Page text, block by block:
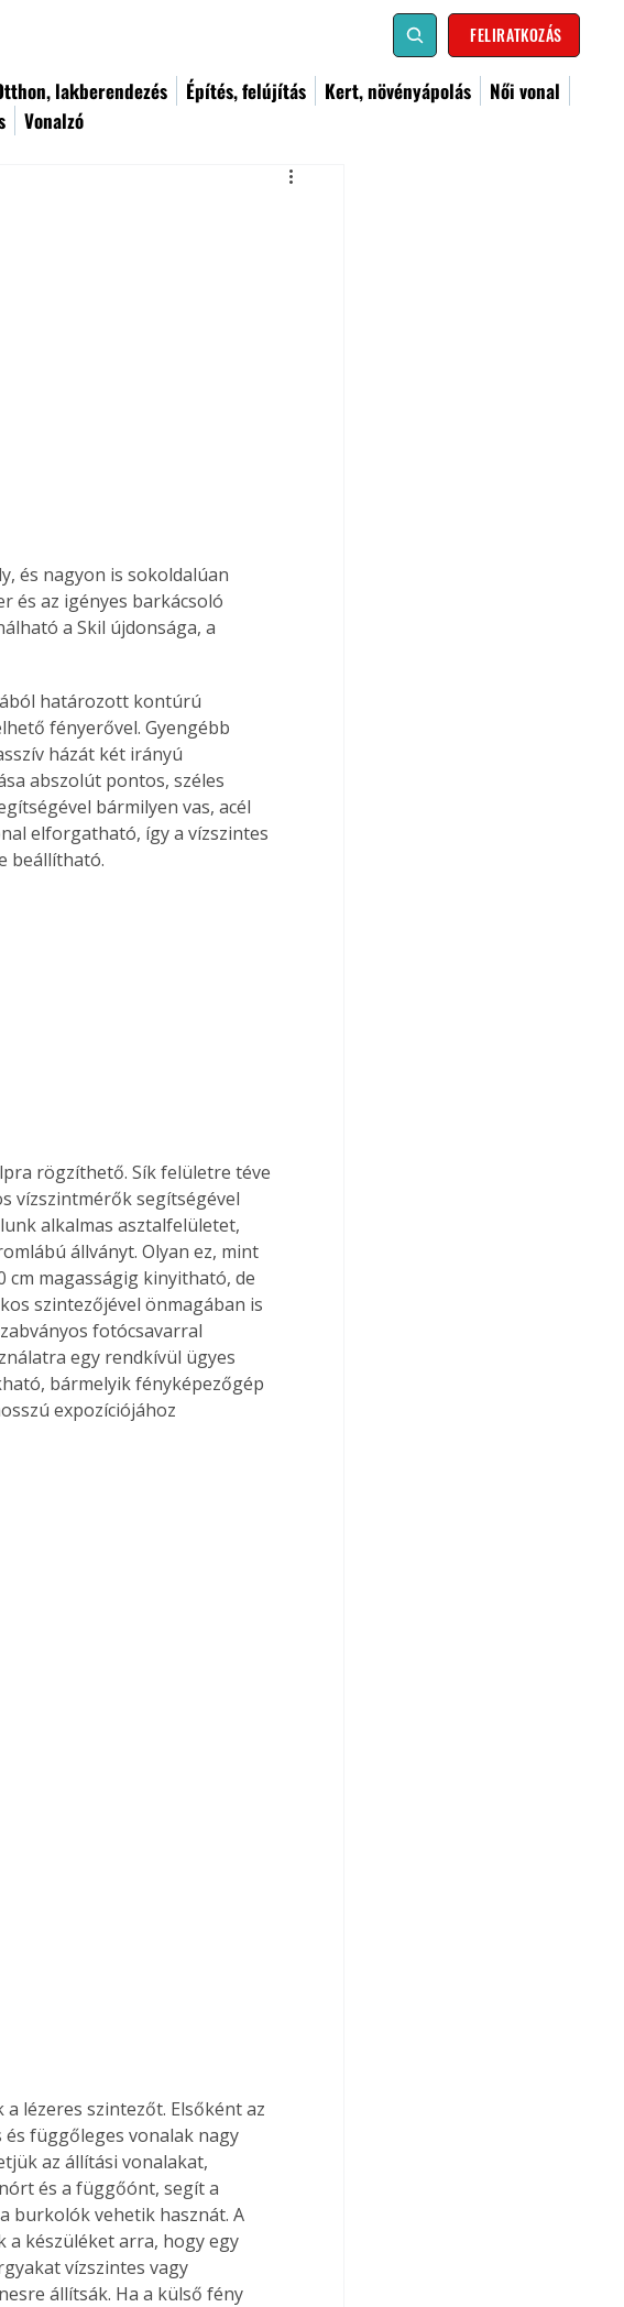
FELIRATKOZÁS
lakberendezés Építés, felújítás Kert, növényápolás
Női vonal
Vonalzó
és nagyon is sokoldalúan
és az igényes barkácsoló
a Skil újdonsága, a
határozott kontúrú
fényerővel. Gyengébb
házát két irányú
abszolút pontos, széles
bármilyen vas, acél
elforgatható, így a vízszintes
beállítható.
rögzíthető. Sík felületre téve
vízszintmérők segítségével
alkalmas asztalfelületet,
állványt. Olyan ez, mint
cm magasságig kinyitható, de
szintezőjével önmagában is
fotócsavarral
egy rendkívül ügyes
bármelyik fényképezőgép
expozíciójához
lézeres szintezőt. Elsőként az
függőleges vonalak nagy
az állítási vonalakat,
és a függőónt, segít a
burkolók vehetik hasznát. A
a készüléket arra, hogy egy
vízszintes vagy
állítsák. Ha a külső fény